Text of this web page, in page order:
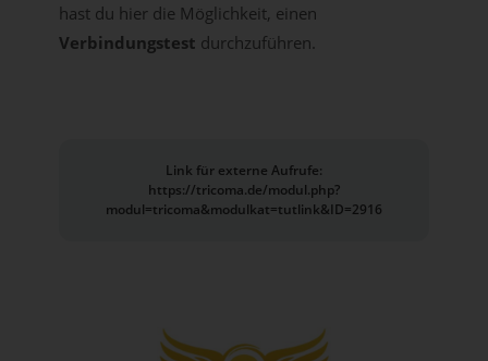
hast du hier die Möglichkeit, einen
Verbindungstest durchzuführen.
Link für externe Aufrufe:
https://tricoma.de/modul.php?
modul=tricoma&modulkat=tutlink&ID=2916